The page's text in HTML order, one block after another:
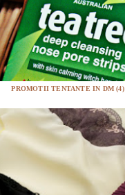
PROMOTII TENTANTE IN DM (4)